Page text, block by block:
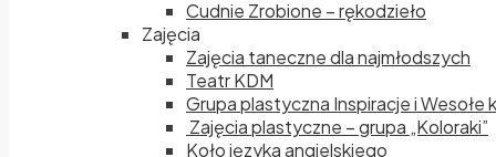
Cudnie Zrobione – rękodzieło
Zajęcia
Zajęcia taneczne dla najmłodszych
Teatr KDM
Grupa plastyczna Inspiracje i Wesołe
Zajęcia plastyczne – grupa „Koloraki”
Koło języka angielskiego